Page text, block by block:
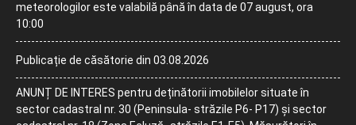
meteorologilor este valabilă până în data de 07 august, ora
10:00
Publicație de căsătorie din 03.08.2026
ANUNȚ DE INTERES pentru deținătorii imobilelor situate în
sector cadastral nr. 30 (Peninsula- străzile P6- P17) și sector